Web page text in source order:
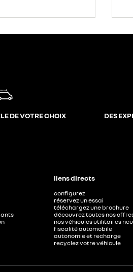
DE VOTRE CHOIX DES
liens directs
configurez
réservez un essai
téléchargez une brochure
découvrez toutes nos
nos véhicules utilitaires
fiscalité automobile
autonomie et recharge
recyclez votre véhicule